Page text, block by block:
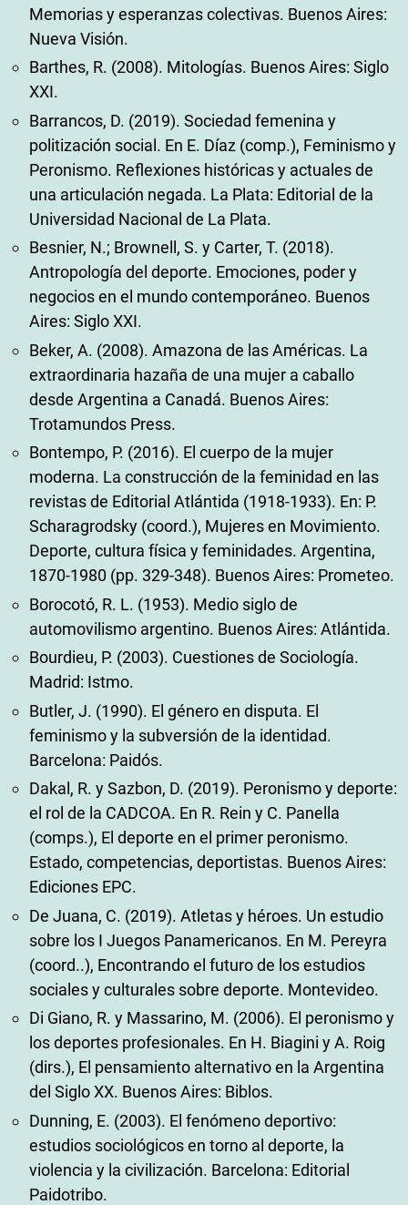
Memorias y esperanzas colectivas. Buenos Aires:
Nueva Visión.
Barthes, R. (2008). Mitologías. Buenos Aires: Siglo
XXI.
Barrancos, D. (2019). Sociedad femenina y
politización social. En E. Díaz (comp.), Feminismo y
Peronismo. Reflexiones históricas y actuales de
una articulación negada. La Plata: Editorial de la
Universidad Nacional de La Plata.
Besnier, N.; Brownell, S. y Carter, T. (2018).
Antropología del deporte. Emociones, poder y
negocios en el mundo contemporáneo. Buenos
Aires: Siglo XXI.
Beker, A. (2008). Amazona de las Américas. La
extraordinaria hazaña de una mujer a caballo
desde Argentina a Canadá. Buenos Aires:
Trotamundos Press.
Bontempo, P. (2016). El cuerpo de la mujer
moderna. La construcción de la feminidad en las
revistas de Editorial Atlántida (1918-1933). En: P.
Scharagrodsky (coord.), Mujeres en Movimiento.
Deporte, cultura física y feminidades. Argentina,
1870-1980 (pp. 329-348). Buenos Aires: Prometeo.
Borocotó, R. L. (1953). Medio siglo de
automovilismo argentino. Buenos Aires: Atlántida.
Bourdieu, P. (2003). Cuestiones de Sociología.
Madrid: Istmo.
Butler, J. (1990). El género en disputa. El
feminismo y la subversión de la identidad.
Barcelona: Paidós.
Dakal, R. y Sazbon, D. (2019). Peronismo y deporte:
el rol de la CADCOA. En R. Rein y C. Panella
(comps.), El deporte en el primer peronismo.
Estado, competencias, deportistas. Buenos Aires:
Ediciones EPC.
De Juana, C. (2019). Atletas y héroes. Un estudio
sobre los I Juegos Panamericanos. En M. Pereyra
(coord..), Encontrando el futuro de los estudios
sociales y culturales sobre deporte. Montevideo.
Di Giano, R. y Massarino, M. (2006). El peronismo y
los deportes profesionales. En H. Biagini y A. Roig
(dirs.), El pensamiento alternativo en la Argentina
del Siglo XX. Buenos Aires: Biblos.
Dunning, E. (2003). El fenómeno deportivo:
estudios sociológicos en torno al deporte, la
violencia y la civilización. Barcelona: Editorial
Paidotribo.